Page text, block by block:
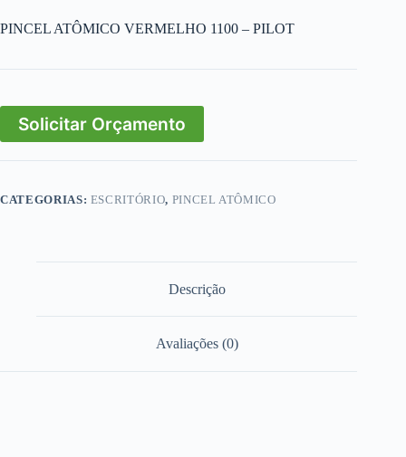
PINCEL ATÔMICO VERMELHO 1100 – PILOT
Solicitar Orçamento
CATEGORIAS: ESCRITÓRIO, PINCEL ATÔMICO
Descrição
Avaliações (0)